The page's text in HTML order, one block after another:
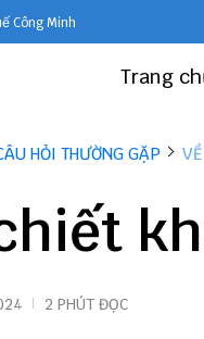
Công Minh
Trang
HỎI THƯỜNG GẶP
2 PHÚT ĐỌC